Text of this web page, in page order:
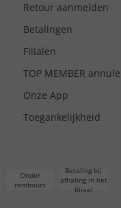
Retour aanmelden
Betalingen
Filialen
TOP MEMBER
Onze App
Toegankelijkheid
Onder
rembours
Betaling bij
afhaling in het
filiaal